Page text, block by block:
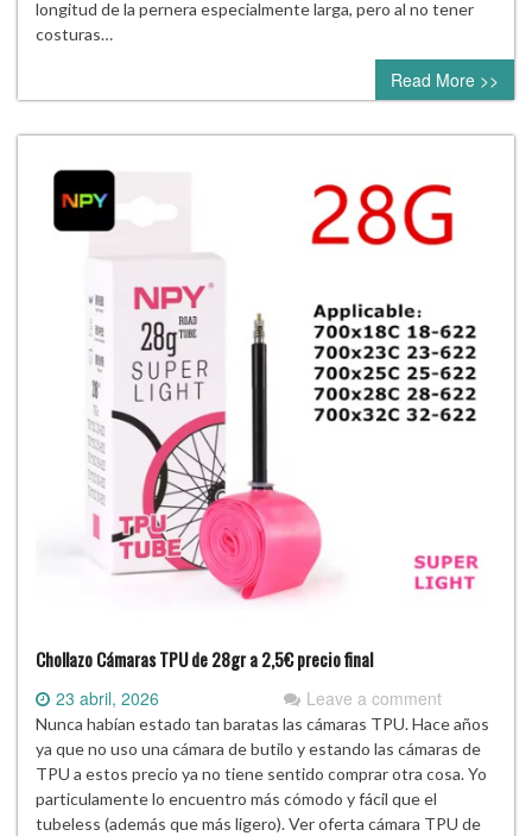
longitud de la pernera especialmente larga, pero al no tener
costuras…
Read More >>
Chollazo Cámaras TPU de 28gr a 2,5€ precio final
23 abril, 2026 Leave a comment
Nunca habían estado tan baratas las cámaras TPU. Hace años
ya que no uso una cámara de butilo y estando las cámaras de
TPU a estos precio ya no tiene sentido comprar otra cosa. Yo
particulamente lo encuentro más cómodo y fácil que el
tubeless (además que más ligero). Ver oferta cámara TPU de